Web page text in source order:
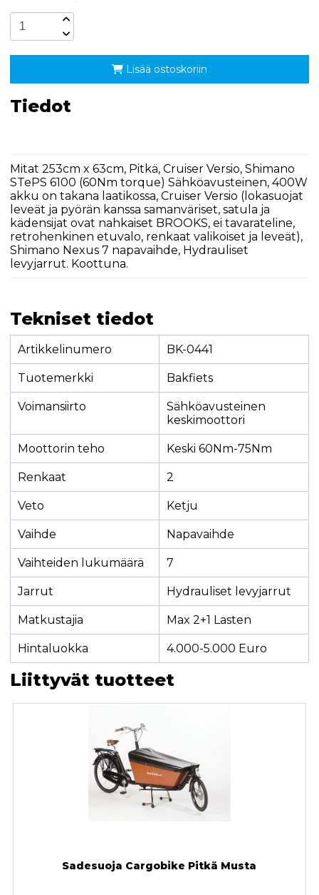
Lisää ostoskoriin
Tiedot
Mitat 253cm x 63cm, Pitkä, Cruiser Versio, Shimano
STePS 6100 (60Nm torque) Sähköavusteinen, 400W
akku on takana laatikossa, Cruiser Versio (lokasuojat
leveät ja pyörän kanssa samanväriset, satula ja
kädensijat ovat nahkaiset BROOKS, ei tavarateline,
retrohenkinen etuvalo, renkaat valikoiset ja leveät),
Shimano Nexus 7 napavaihde, Hydrauliset
levyjarrut. Koottuna.
Tekniset tiedot
Artikkelinumero BK-0441
Tuotemerkki Bakfiets
Voimansiirto
Sähköavusteinen
keskimoottori
Moottorin teho Keski 60Nm-75Nm
Renkaat 2
Veto Ketju
Vaihde Napavaihde
Vaihteiden lukumäärä 7
Jarrut Hydrauliset levyjarrut
Matkustajia Max 2+1 Lasten
Hintaluokka 4.000-5.000 Euro
Liittyvät tuotteet
Sadesuoja Cargobike Pitkä Musta